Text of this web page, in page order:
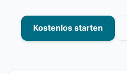
Kostenlos starten